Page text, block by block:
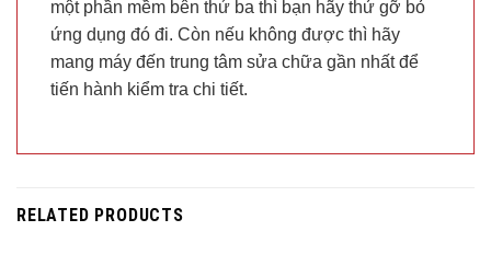
một phần mềm bên thứ ba thì bạn hãy thử gỡ bỏ
ứng dụng đó đi. Còn nếu không được thì hãy
mang máy đến trung tâm sửa chữa gần nhất để
tiến hành kiểm tra chi tiết.
RELATED PRODUCTS